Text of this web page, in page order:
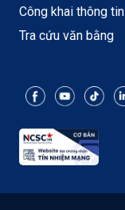
Công khai thông tin
Tra cứu văn bằng